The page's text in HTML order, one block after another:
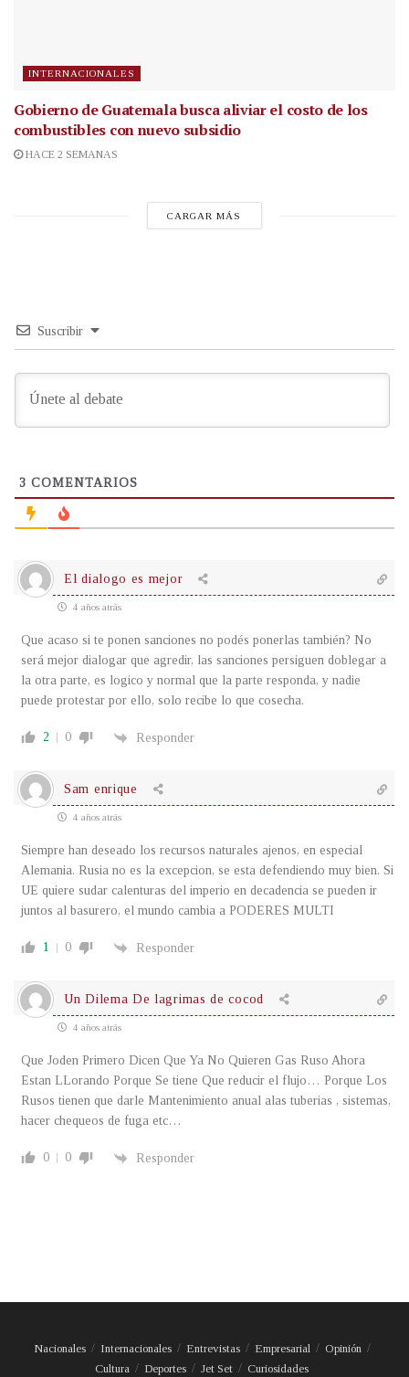
INTERNACIONALES
Gobierno de Guatemala busca aliviar el costo de los
combustibles con nuevo subsidio
HACE 2 SEMANAS
CARGAR MÁS
Suscribir
3 COMENTARIOS
El dialogo es mejor
4 años atrás
Que acaso si te ponen sanciones no podés ponerlas también? No
será mejor dialogar que agredir, las sanciones persiguen doblegar a
la otra parte, es logico y normal que la parte responda, y nadie
puede protestar por ello, solo recibe lo que cosecha.
2 0 Responder
Sam enrique
4 años atrás
Siempre han deseado los recursos naturales ajenos, en especial
Alemania. Rusia no es la excepcion, se esta defendiendo muy bien. Si
UE quiere sudar calenturas del imperio en decadencia se pueden ir
juntos al basurero, el mundo cambia a PODERES MULTI
1 0 Responder
Un Dilema De lagrimas de cocod
4 años atrás
Que Joden Primero Dicen Que Ya No Quieren Gas Ruso Ahora
Estan LLorando Porque Se tiene Que reducir el flujo… Porque Los
Rusos tienen que darle Mantenimiento anual alas tuberias , sistemas,
hacer chequeos de fuga etc…
0 0 Responder
Nacionales Internacionales Entrevistas Empresarial
Opinión
Cultura
Deportes Jet Set Curiosidades